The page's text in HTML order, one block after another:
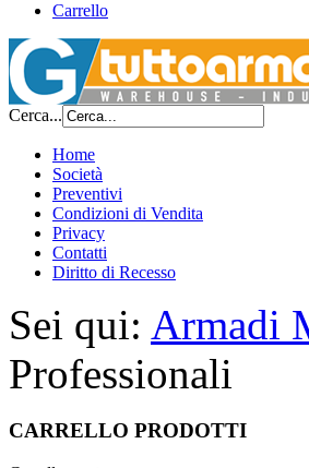
Carrello
Cerca...
Home
Società
Preventivi
Condizioni di Vendita
Privacy
Contatti
Diritto di Recesso
Sei qui: Armadi
Professionali
CARRELLO PRODOTTI